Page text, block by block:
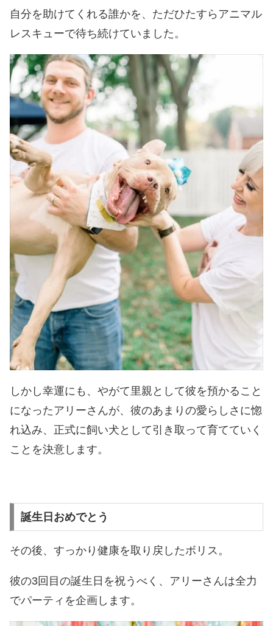
自分を助けてくれる誰かを、ただひたすらアニマル
レスキューで待ち続けていました。
しかし幸運にも、やがて里親として彼を預かること
になったアリーさんが、彼のあまりの愛らしさに惚
れ込み、正式に飼い犬として引き取って育てていく
ことを決意します。
誕生日おめでとう
その後、すっかり健康を取り戻したボリス。
彼の3回目の誕生日を祝うべく、アリーさんは全力
でパーティを企画します。